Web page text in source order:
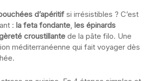
d’apéritif si irrésistibles ? C’est
: la feta fondante, les épinards
croustillante de la pâte filo. Une
méditerranéenne qui fait voyager dès